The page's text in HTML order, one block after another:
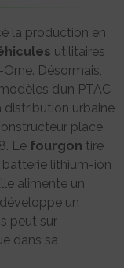
la production en
utilitaires
Orne. Désormais,
d’un PTAC
distribution urbaine
place
Le fourgon tire
batterie lithium-ion
alimente un
un
peut sur
dans sa